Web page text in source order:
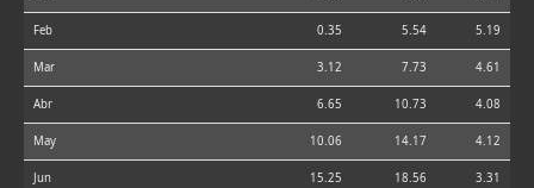
Feb 0.35 5.54 5.19
Mar 3.12 7.73 4.61
Abr 6.65 10.73 4.08
May 10.06 14.17 4.12
Jun 15.25 18.56 3.31